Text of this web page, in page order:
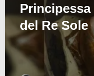
del Re Sole